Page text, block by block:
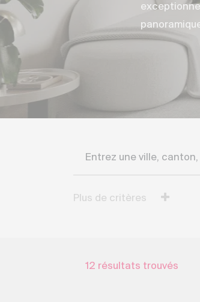
Plus de critères
12 résultats trouvés